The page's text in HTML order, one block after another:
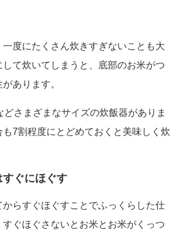
度にたくさん炊きすぎないことも大
て炊いてしまうと、底部のお米がつ
あります。
さまざまなサイズの炊飯器がありま
7割程度にとどめておくと美味しく炊
ぐにほぐす
らすぐほぐすことでふっくらした仕
すぐほぐさないとお米とお米がくっつ